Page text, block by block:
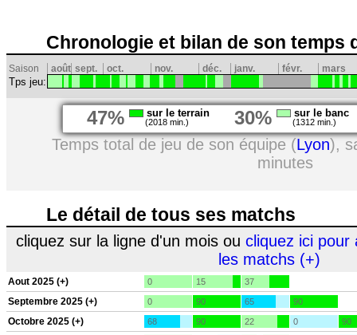
Chronologie et bilan de son temps
Saison août sept. oct. nov. déc. janv. févr. mars
Tps jeu:
47% sur le terrain
(2018 min.) 30% sur le banc
(1312 min.)
Temps total de jeu de son équipe (Lyon),
minutes
Le détail de tous ses matchs
cliquez sur la ligne d'un mois ou cliquez ici pour
les matchs (+)
Aout 2025 (+) 0 15 37
Septembre 2025 (+) 0 90 65 90
Octobre 2025 (+) 68 90 22 0 90